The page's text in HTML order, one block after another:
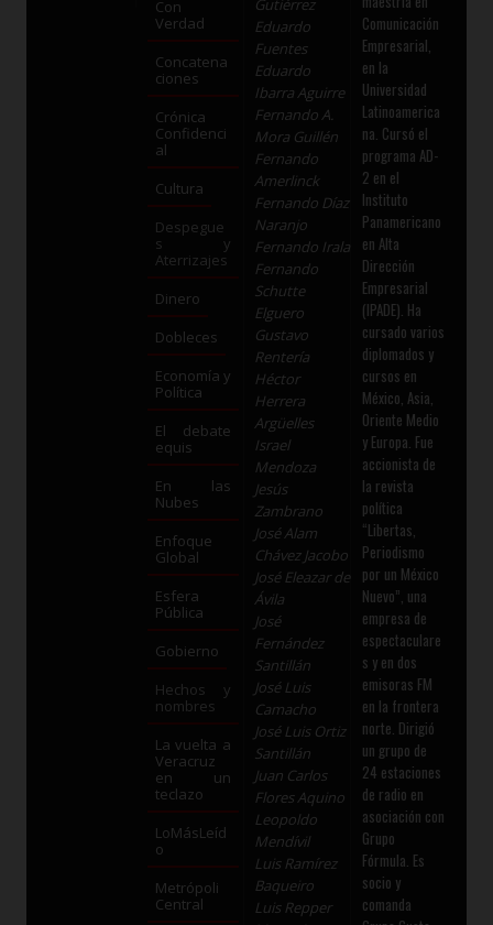
Con
Verdad
Concatena
ciones
Crónica
Confidenci
al
Cultura
Despegue
s y
Aterrizajes
Dinero
Dobleces
Economía y
Política
El debate
equis
En las
Nubes
Enfoque
Global
Esfera
Pública
Gobierno
Hechos y
nombres
La vuelta a
Veracruz
en un
teclazo
LoMásLeíd
o
Metrópoli
Central
Eduardo
Fuentes
Eduardo
Ibarra Aguirre
Fernando A.
Mora Guillén
Fernando
Amerlinck
Fernando Díaz
Naranjo
Fernando Irala
Fernando
Schutte
Elguero
Gustavo
Rentería
Héctor
Herrera
Argüelles
Israel
Mendoza
Jesús
Zambrano
José Alam
Chávez Jacobo
José Eleazar de
Ávila
José
Fernández
Santillán
José Luis
Camacho
José Luis Ortiz
Santillán
Juan Carlos
Flores Aquino
Leopoldo
Mendívil
Luis Ramírez
Baqueiro
Luis Repper
Comunicación
Empresarial,
en la
Universidad
Latinoamerica
na. Cursó el
programa AD-
2 en el
Instituto
Panamericano
en Alta
Dirección
Empresarial
(IPADE). Ha
cursado varios
diplomados y
cursos en
México, Asia,
Oriente Medio
y Europa. Fue
accionista de
la revista
política
“Libertas,
Periodismo
por un México
Nuevo”, una
empresa de
espectaculare
s y en dos
emisoras FM
en la frontera
norte. Dirigió
un grupo de
24 estaciones
de radio en
asociación con
Grupo
Fórmula. Es
socio y
comanda